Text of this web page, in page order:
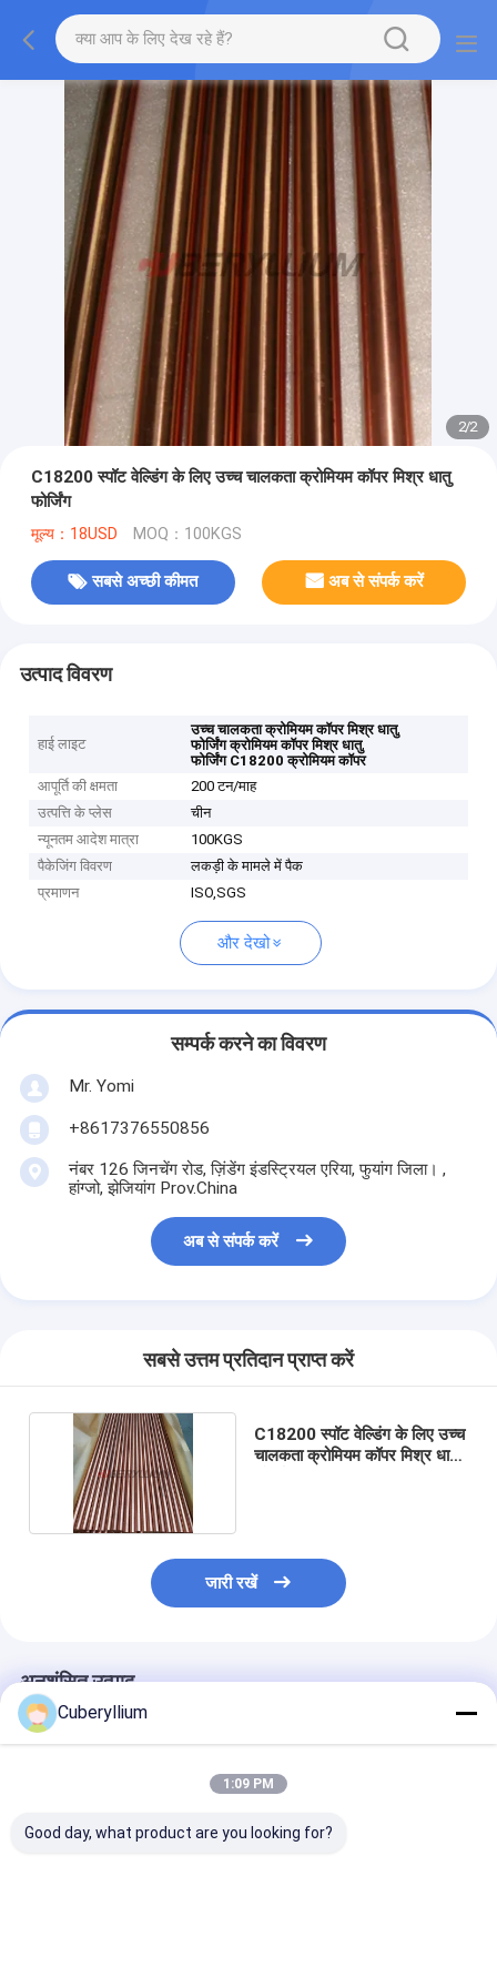
2/2
C18200 स्पॉट वेल्डिंग के लिए उच्च चालकता क्रोमियम कॉपर मिश्र धातु
फोर्जिंग
मूल्य：18USD MOQ：100KGS
सबसे अच्छी कीमत अब से संपर्क करें
उत्पाद विवरण
हाई लाइट
उच्च चालकता क्रोमियम कॉपर मिश्र धातु,
फोर्जिंग क्रोमियम कॉपर मिश्र धातु,
फोर्जिंग C18200 क्रोमियम कॉपर
आपूर्ति की क्षमता
200 टन/माह
उत्पत्ति के प्लेस
चीन
न्यूनतम आदेश मात्रा
100KGS
पैकेजिंग विवरण
लकड़ी के मामले में पैक
प्रमाणन
ISO,SGS
और देखो
सम्पर्क करने का विवरण
Mr. Yomi
+8617376550856
नंबर 126 जिनचेंग रोड, ज़िंडेंग इंडस्ट्रियल एरिया, फुयांग जिला। ,
हांग्जो, झेजियांग Prov.China
अब से संपर्क करें
सबसे उत्तम प्रतिदान प्राप्त करें
C18200 स्पॉट वेल्डिंग के लिए उच्च
चालकता क्रोमियम कॉपर मिश्र धातु
जारी रखें
अनुशंसित उत्पाद
Cuberyllium
1:09 PM
Good day, what product are you looking for?